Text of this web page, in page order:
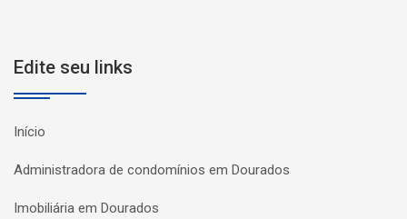
Edite seu links
Início
Administradora de condomínios em Dourados
Imobiliária em Dourados